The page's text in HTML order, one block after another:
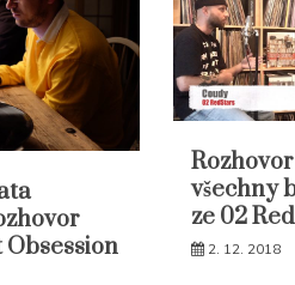
Obsession
všechny
ze 02
2. 12. 2018